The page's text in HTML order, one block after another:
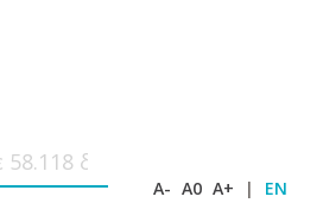
A- A0 A+ | EN